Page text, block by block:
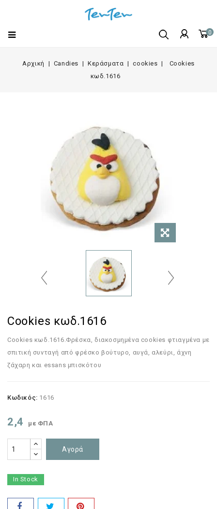
0
Αρχική Candies Κεράσματα cookies
Cookies
κωδ.1616
Cookies κωδ.1616
Cookies κωδ.1616.Φρέσκα, διακοσμημένα cookies φτιαγμένα με
σπιτική συνταγή από φρέσκο βούτυρο, αυγά, αλεύρι, άχνη
ζάχαρη και essans μπισκότου
Κωδικός: 1616
2,4 με ΦΠΑ
Αγορά
In Stock